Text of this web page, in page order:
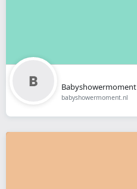
Babyshowermoment
babyshowermoment.nl